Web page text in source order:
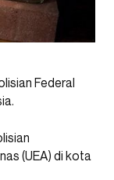
Federal
(UEA) di kota